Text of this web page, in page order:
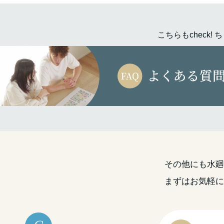
こちらもcheck!
その他にも水
まずはお気軽